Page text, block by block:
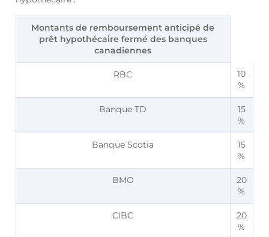
Montants de remboursement anticipé de
prêt hypothécaire fermé des banques
canadiennes
RBC
10
%
Banque TD
15
%
Banque Scotia
15
%
BMO
20
%
CIBC
20
%